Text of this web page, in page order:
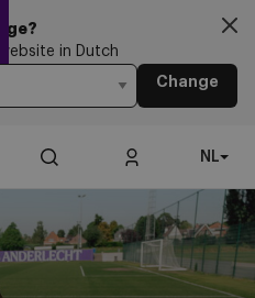
in Dutch
Change
NL